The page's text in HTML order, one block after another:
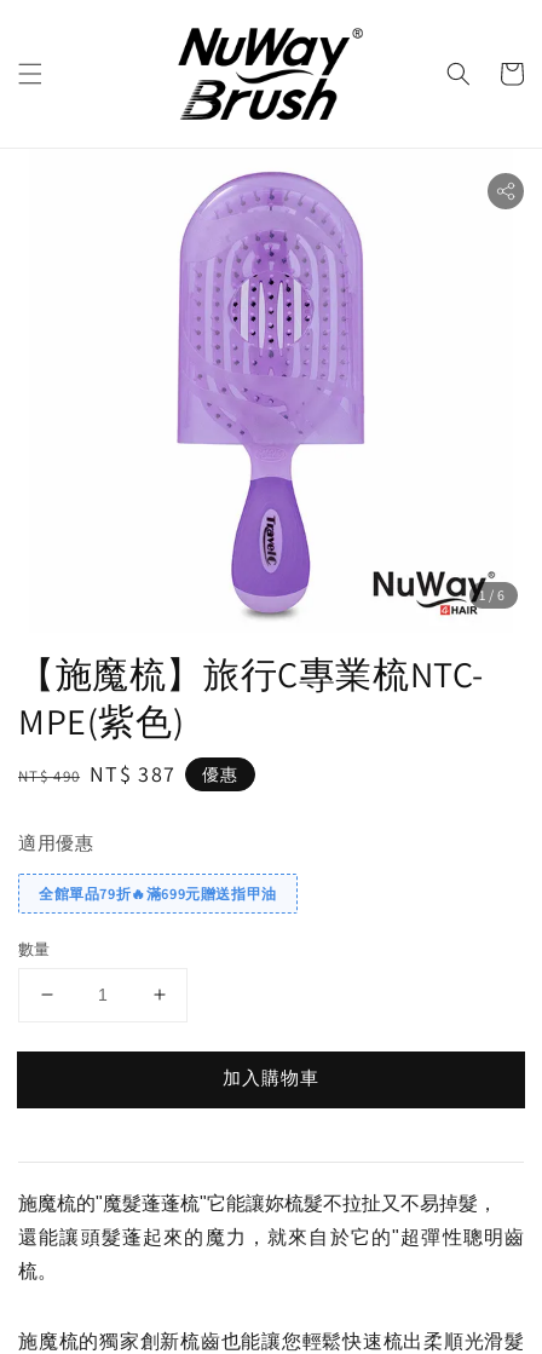
1 /6
【施魔梳】旅行C專業梳NTC-
MPE(紫色)
Regular
NT$ 490 Sale
NT$ 387 優惠
適用優惠
全館單品79折🔥滿699元贈送指甲油
數量
加入購物車
施魔梳的"魔髮蓬蓬梳"它能讓妳梳髮不拉扯又不易掉髮，
還能讓頭髮蓬起來的魔力，就來自於它的"超彈性聰明齒
梳。
施魔梳的獨家創新梳齒也能讓您輕鬆快速梳出柔順光滑髮